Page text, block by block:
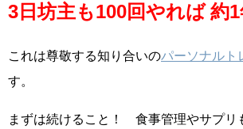
3日坊主も100回やれば 約
これは尊敬する知り合いのパーソナルト
す。
まずは続けること！ 食事管理やサプリ